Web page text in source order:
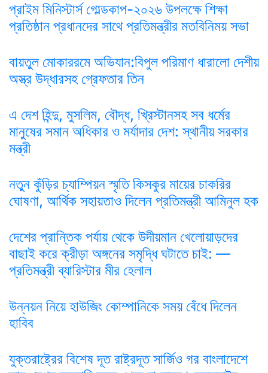
প্রাইম মিনিস্টার্স গোল্ডকাপ-২০২৬ উপলক্ষে শিক্ষা
প্রতিষ্ঠান প্রধানদের সাথে প্রতিমন্ত্রীর মতবিনিময় সভা
বায়তুল মোকাররমে অভিযান:বিপুল পরিমাণ ধারালো দেশীয়
অস্ত্র উদ্ধারসহ গ্রেফতার তিন
এ দেশ হিন্দু, মুসলিম, বৌদ্ধ, খ্রিস্টানসহ সব ধর্মের
মানুষের সমান অধিকার ও মর্যাদার দেশ: স্থানীয় সরকার
মন্ত্রী
নতুন কুঁড়ির চ্যাম্পিয়ন স্মৃতি কিসকুর মায়ের চাকরির
ঘোষণা, আর্থিক সহায়তাও দিলেন প্রতিমন্ত্রী আমিনুল হক
দেশের প্রান্তিক পর্যায় থেকে উদীয়মান খেলোয়াড়দের
বাছাই করে ক্রীড়া অঙ্গনের সমৃদ্ধি ঘটাতে চাই: —
প্রতিমন্ত্রী ব্যারিস্টার মীর হেলাল
উন্নয়ন নিয়ে হাউজিং কোম্পানিকে সময় বেঁধে দিলেন
হাবিব
যুক্তরাষ্ট্রের বিশেষ দূত রাষ্ট্রদূত সার্জিও গর বাংলাদেশে